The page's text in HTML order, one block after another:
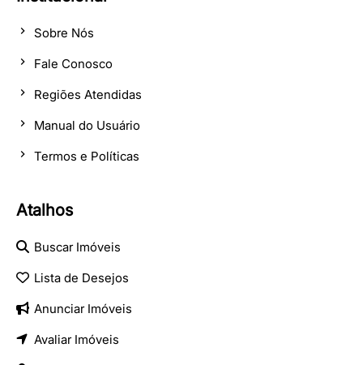
Sobre Nós
Fale Conosco
Regiões Atendidas
Manual do Usuário
Termos e Políticas
Atalhos
Buscar Imóveis
Lista de Desejos
Anunciar Imóveis
Avaliar Imóveis